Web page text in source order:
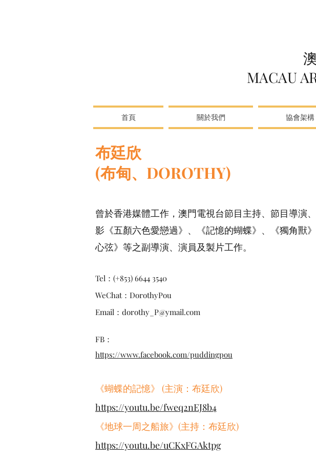
MACAU
首頁 關於我們 協會架構
布廷欣
(布甸、DOROTHY)
曾於香港媒體工作，澳門電視台節目主持、節目導演
影《五顏六色愛戀過》、《記憶的蝴蝶》、《獨角獸
心弦》等之副導演、演員及製片工作。
Tel：(+853) 6644 3540
WeChat：DorothyPou
Email： dorothy_P@ymail.com
FB：
https://www.facebook.com/puddingpou
《蝴蝶的記憶》 (主演：布廷欣)
https://youtu.be/fweq2nEJ8b4
《地球一周之船旅》 (主持：布廷欣)
https://youtu.be/uCKxFGAktpg